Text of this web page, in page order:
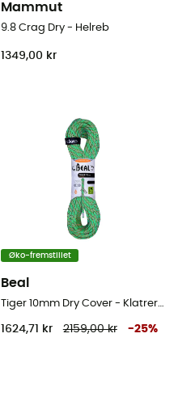
Mammut
9.8 Crag Dry - Helreb
1349,00 kr
Øko-fremstillet
Beal
1624,71 kr 2159,00 kr -25%